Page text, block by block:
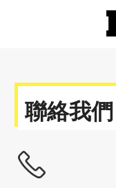
聯絡我們